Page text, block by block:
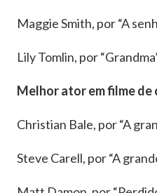
Maggie Smith, por “A
Lily Tomlin, por
Melhor ator em filme de
Christian Bale, por “A
Steve Carell, por “A